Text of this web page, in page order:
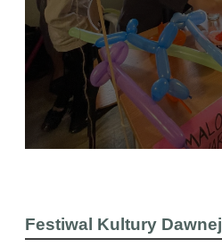
Festiwal Kultury Dawnej